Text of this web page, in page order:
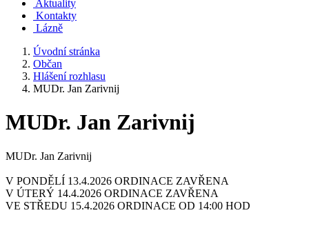
Aktuality
Kontakty
Lázně
Úvodní stránka
Občan
Hlášení rozhlasu
MUDr. Jan Zarivnij
MUDr. Jan Zarivnij
MUDr. Jan Zarivnij
V PONDĚLÍ 13.4.2026 ORDINACE ZAVŘENA
V ÚTERÝ 14.4.2026 ORDINACE ZAVŘENA
VE STŘEDU 15.4.2026 ORDINACE OD 14:00 HOD